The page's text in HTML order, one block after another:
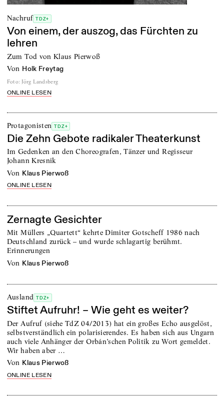
Nachruf TDZ+
Von einem, der auszog, das Fürchten zu
lehren
Zum Tod von Klaus Pierwoß
von Holk Freytag
Foto: Jörg Landsberg
ONLINE LESEN
Protagonisten TDZ+
Die Zehn Gebote radikaler Theaterkunst
Im Gedenken an den Choreografen, Tänzer und Regisseur
Johann Kresnik
von Klaus Pierwoß
ONLINE LESEN
Zernagte Gesichter
Mit Müllers „Quartett“ kehrte Dimiter Gotscheff 1986 nach
Deutschland zurück – und wurde schlagartig berühmt.
Erinnerungen
von Klaus Pierwoß
Ausland TDZ+
Stiftet Aufruhr! – Wie geht es weiter?
Der Aufruf (siehe TdZ 04/2013) hat ein großes Echo ausgelöst,
selbstverständlich ein polarisierendes. Es haben sich aus Ungarn
auch viele Anhänger der Orbán’schen Politik zu Wort gemeldet.
Wir haben aber …
von Klaus Pierwoß
ONLINE LESEN